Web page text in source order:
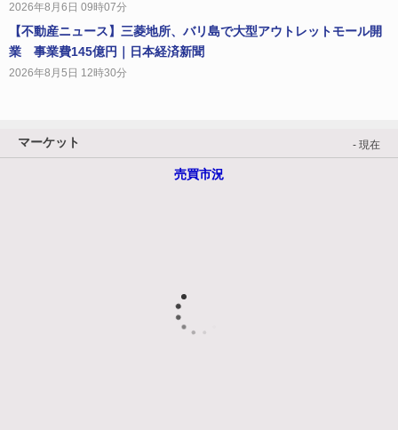
2026年8月6日 09時07分
【不動産ニュース】三菱地所、バリ島で大型アウトレットモール開
業 事業費145億円｜日本経済新聞
2026年8月5日 12時30分
マーケット - 現在
売買市況